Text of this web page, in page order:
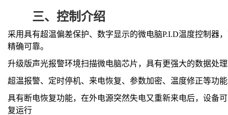
三、 控制介绍
采用具有超温偏差保护、数字显示的微电脑P.I.D温度控制器
精确可靠。
升级版声光报警环境扫描微电脑芯片，具有更强大的数据处
超温报警、定时停机、来电恢复、参数加密、温度修正等功
具有断电恢复功能，在外电源突然失电又重新来电后，设备
复运行